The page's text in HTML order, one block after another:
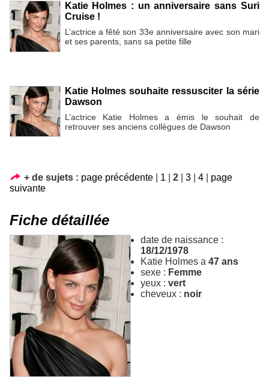
Katie Holmes : un anniversaire sans Suri
Cruise !
L’actrice a fêté son 33e anniversaire avec son mari
et ses parents, sans sa petite fille
Katie Holmes souhaite ressusciter la série
Dawson
L’actrice Katie Holmes a émis le souhait de
retrouver ses anciens collègues de Dawson
+ de sujets : page précédente 1 2 3 4
page
suivante
Fiche détaillée
date de naissance :
18/12/1978
Katie Holmes a 47 ans
sexe : Femme
yeux : vert
cheveux : noir